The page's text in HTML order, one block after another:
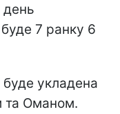
день
7 ранку 6
укладена
та Оманом.